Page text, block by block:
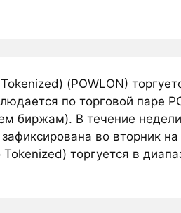
(POWLON)
по торговой паре
биржам). В течение
во вторник
торгуется в